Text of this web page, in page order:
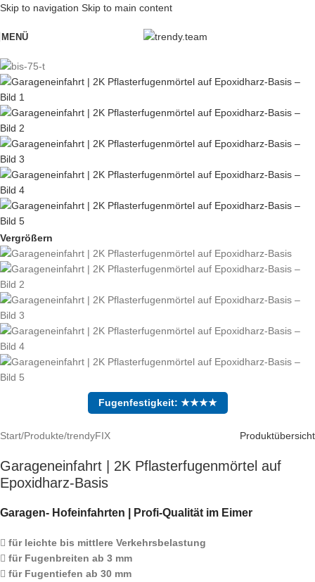
Skip to navigation Skip to main content
MENÜ
Vergrößern
Fugenfestigkeit: ★★★★
Start/Produkte/trendyFIX Produktübersicht
Garageneinfahrt | 2K Pflasterfugenmörtel auf
Epoxidharz-Basis
Garagen- Hofeinfahrten | Profi-Qualität im Eimer
für leichte bis mittlere Verkehrsbelastung
für Fugenbreiten ab 3 mm
für Fugentiefen ab 30 mm